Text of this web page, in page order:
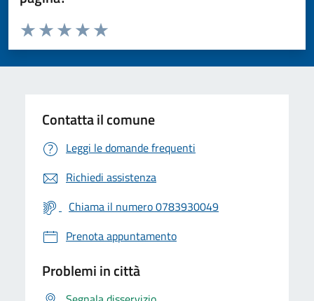
Valuta da 1 a 5 stelle la pagina
Valuta 5 stelle su 5
Valuta 4 stelle su 5
Valuta 3 stelle su 5
Valuta 2 stelle su 5
Valuta 1 stelle su 5
Contatta il comune
Leggi le domande frequenti
Richiedi assistenza
Chiama il numero 0783930049
Prenota appuntamento
Problemi in città